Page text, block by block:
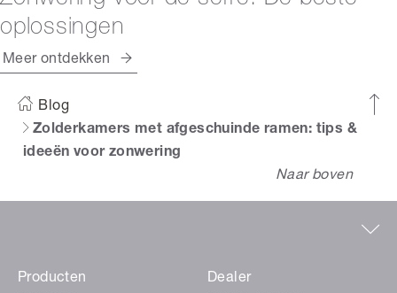
oplossingen
Meer ontdekken
Blog
Zolderkamers met afgeschuinde ramen: tips &
ideeën voor zonwering
Naar boven
Producten
Dealer